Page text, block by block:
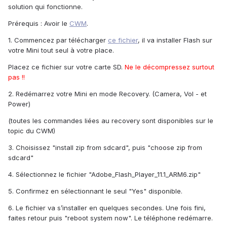
solution qui fonctionne.
Prérequis : Avoir le CWM.
1. Commencez par télécharger ce fichier, il va installer Flash sur
votre Mini tout seul à votre place.
Placez ce fichier sur votre carte SD. Ne le décompressez surtout
pas !!
2. Redémarrez votre Mini en mode Recovery. (Camera, Vol - et
Power)
(toutes les commandes liées au recovery sont disponibles sur le
topic du CWM)
3. Choisissez "install zip from sdcard", puis "choose zip from
sdcard"
4. Sélectionnez le fichier "Adobe_Flash_Player_11.1_ARM6.zip"
5. Confirmez en sélectionnant le seul "Yes" disponible.
6. Le fichier va s’installer en quelques secondes. Une fois fini,
faites retour puis "reboot system now". Le téléphone redémarre.